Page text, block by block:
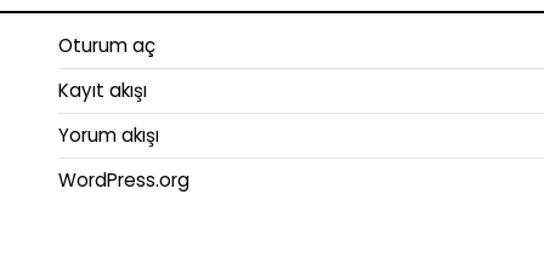
Oturum aç
Kayıt akışı
Yorum akışı
WordPress.org